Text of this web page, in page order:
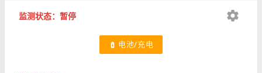
监测状态：暂停 settings
battery_charging_full 电池/充电